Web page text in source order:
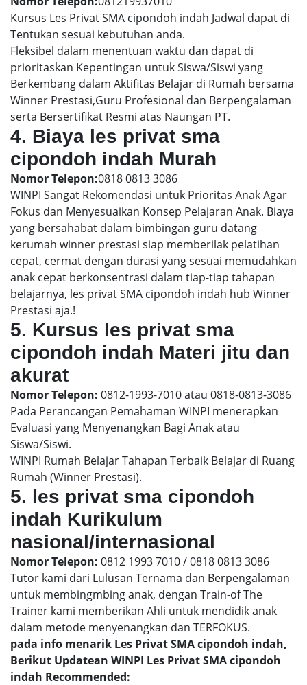
Kursus Les Privat SMA cipondoh indah Jadwal dapat di
Tentukan sesuai kebutuhan anda.
Fleksibel dalam menentuan waktu dan dapat di
prioritaskan Kepentingan untuk Siswa/Siswi yang
Berkembang dalam Aktifitas Belajar di Rumah bersama
Winner Prestasi,Guru Profesional dan Berpengalaman
serta Bersertifikat Resmi atas Naungan PT.
4. Biaya les privat sma
cipondoh indah Murah
Nomor Telepon:0818 0813 3086
WINPI Sangat Rekomendasi untuk Prioritas Anak Agar
Fokus dan Menyesuaikan Konsep Pelajaran Anak. Biaya
yang bersahabat dalam bimbingan guru datang
kerumah winner prestasi siap memberilak pelatihan
cepat, cermat dengan durasi yang sesuai memudahkan
anak cepat berkonsentrasi dalam tiap-tiap tahapan
belajarnya, les privat SMA cipondoh indah hub Winner
Prestasi aja.!
5. Kursus les privat sma
cipondoh indah Materi jitu dan
akurat
Nomor Telepon: 0812-1993-7010 atau 0818-0813-3086
Pada Perancangan Pemahaman WINPI menerapkan
Evaluasi yang Menyenangkan Bagi Anak atau
Siswa/Siswi.
WINPI Rumah Belajar Tahapan Terbaik Belajar di Ruang
Rumah (Winner Prestasi).
5. les privat sma cipondoh
indah Kurikulum
nasional/internasional
Nomor Telepon: 0812 1993 7010 / 0818 0813 3086
Tutor kami dari Lulusan Ternama dan Berpengalaman
untuk membingmbing anak, dengan Train-of The
Trainer kami memberikan Ahli untuk mendidik anak
dalam metode menyenangkan dan TERFOKUS.
pada info menarik Les Privat SMA cipondoh indah,
Berikut Updatean WINPI Les Privat SMA cipondoh
indah Recommended: